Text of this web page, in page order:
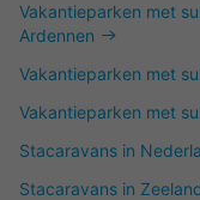
Vakantieparken met
Ardennen
Vakantieparken met
Vakantieparken met
Stacaravans in
Stacaravans in